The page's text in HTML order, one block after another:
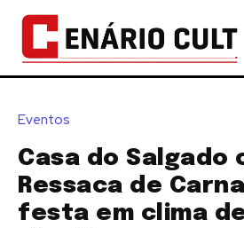
Eventos
Casa do Salgado
Ressaca de
festa em clima